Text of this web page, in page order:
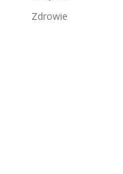
Zdrowie